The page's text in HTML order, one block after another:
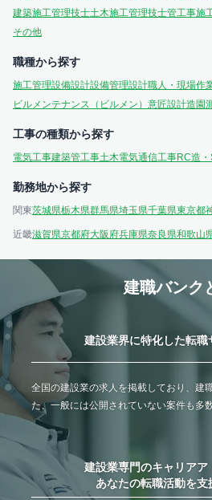
建築施工管理技士土木施工管理技士管工事施
その他
職種から探す
施工管理設備設計設備管理設計職人・現場作
ビルメンテナンス（ビルメン） 意匠設計造園
工事の種類から探す
電気工事建築管工事土木電気通信工事RC造
勤務地から探す
関東茨城県栃木県群馬県埼玉県千葉県東京都
近畿滋賀県京都府大阪府兵庫県奈良県和歌山
建職バンク
建設業界に特化した転職
全国の建設業の求人を掲載しており、建
た、一般には公開されていない案件も多
建設業専門のキャリアア
あなたの転職活動を支